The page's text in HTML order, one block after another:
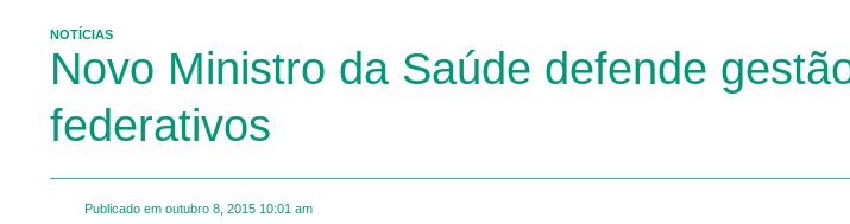
NOTÍCIAS
Novo Ministro da Saúde defende
federativos
Publicado em outubro 8, 2015 10:01 am